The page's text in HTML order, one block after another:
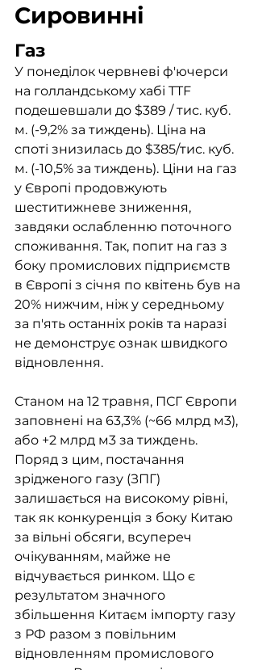
Сировинні
Газ
У понеділок червневі ф'ючерси
на голландському хабі TTF
подешевшали до $389 / тис. куб.
м. (-9,2% за тиждень). Ціна на
споті знизилась до $385/тис. куб.
м. (-10,5% за тиждень). Ціни на газ
у Європі продовжують
шеститижневе зниження,
завдяки ослабленню поточного
споживання. Так, попит на газ з
боку промислових підприємств
в Європі з січня по квітень був на
20% нижчим, ніж у середньому
за п'ять останніх років та наразі
не демонструє ознак швидкого
відновлення.
Станом на 12 травня, ПСГ Європи
заповнені на 63,3% (~66 млрд м3),
або +2 млрд м3 за тиждень.
Поряд з цим, постачання
зрідженого газу (ЗПГ)
залишається на високому рівні,
так як конкуренція з боку Китаю
за вільні обсяги, всупереч
очікуванням, майже не
відчувається ринком. Що є
результатом значного
збільшення Китаєм імпорту газу
з РФ разом з повільним
відновленням промислового